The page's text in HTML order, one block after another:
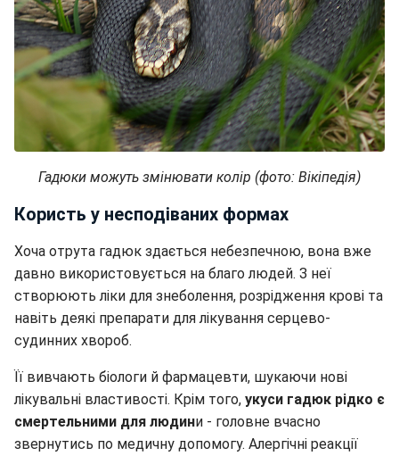
Гадюки можуть змінювати колір (фото: Вікіпедія)
Користь у несподіваних формах
Хоча отрута гадюк здається небезпечною, вона вже
давно використовується на благо людей. З неї
створюють ліки для знеболення, розрідження крові та
навіть деякі препарати для лікування серцево-
судинних хвороб.
Її вивчають біологи й фармацевти, шукаючи нові
лікувальні властивості. Крім того, укуси гадюк рідко є
смертельними для людини - головне вчасно
звернутись по медичну допомогу. Алергічні реакції